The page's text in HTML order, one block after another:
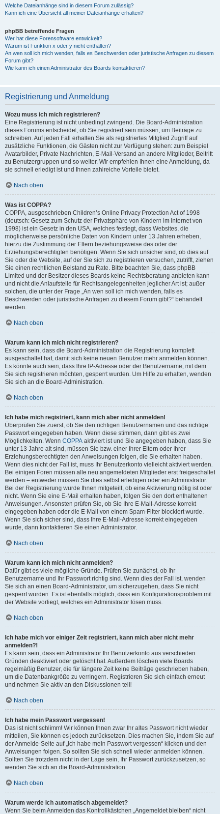
Welche Dateianhänge sind in diesem Forum zulässig?
Kann ich eine Übersicht all meiner Dateianhänge erhalten?
phpBB betreffende Fragen
Wer hat diese Forensoftware entwickelt?
Warum ist Funktion x oder y nicht enthalten?
An wen soll ich mich wenden, falls es Beschwerden oder juristische Anfragen zu diesem
Forum gibt?
Wie kann ich einen Administrator des Boards kontaktieren?
Registrierung und Anmeldung
Wozu muss ich mich registrieren?
Eine Registrierung ist nicht unbedingt zwingend. Die Board-Administration
dieses Forums entscheidet, ob Sie registriert sein müssen, um Beiträge zu
schreiben. Auf jeden Fall erhalten Sie als registriertes Mitglied Zugriff auf
zusätzliche Funktionen, die Gästen nicht zur Verfügung stehen: zum Beispiel
Avatarbilder, Private Nachrichten, E-Mail-Versand an andere Mitglieder, Beitritt
zu Benutzergruppen und so weiter. Wir empfehlen Ihnen eine Anmeldung, da
sie schnell erledigt ist und Ihnen zahlreiche Vorteile bietet.
Nach oben
Was ist COPPA?
COPPA, ausgeschrieben Children’s Online Privacy Protection Act of 1998
(deutsch: Gesetz zum Schutz der Privatsphäre von Kindern im Internet von
1998) ist ein Gesetz in den USA, welches festlegt, dass Websites, die
möglicherweise persönliche Daten von Kindern unter 13 Jahren erheben,
hierzu die Zustimmung der Eltern beziehungsweise des oder der
Erziehungsberechtigten benötigen. Wenn Sie sich unsicher sind, ob dies auf
Sie oder die Website, auf der Sie sich zu registrieren versuchen, zutrifft, ziehen
Sie einen rechtlichen Beistand zu Rate. Bitte beachten Sie, dass phpBB
Limited und der Besitzer dieses Boards keine Rechtsberatung anbieten kann
und nicht die Anlaufstelle für Rechtsangelegenheiten jeglicher Art ist; außer
solchen, die unter der Frage „An wen soll ich mich wenden, falls es
Beschwerden oder juristische Anfragen zu diesem Forum gibt?“ behandelt
werden.
Nach oben
Warum kann ich mich nicht registrieren?
Es kann sein, dass die Board-Administration die Registrierung komplett
ausgeschaltet hat, damit sich keine neuen Benutzer mehr anmelden können.
Es könnte auch sein, dass Ihre IP-Adresse oder der Benutzername, mit dem
Sie sich registrieren möchten, gesperrt wurden. Um Hilfe zu erhalten, wenden
Sie sich an die Board-Administration.
Nach oben
Ich habe mich registriert, kann mich aber nicht anmelden!
Überprüfen Sie zuerst, ob Sie den richtigen Benutzernamen und das richtige
Passwort eingegeben haben. Wenn diese stimmen, dann gibt es zwei
Möglichkeiten. Wenn COPPA aktiviert ist und Sie angegeben haben, dass Sie
unter 13 Jahre alt sind, müssen Sie bzw. einer Ihrer Eltern oder Ihrer
Erziehungsberechtigten den Anweisungen folgen, die Sie erhalten haben.
Wenn dies nicht der Fall ist, muss Ihr Benutzerkonto vielleicht aktiviert werden.
Bei einigen Foren müssen alle neu angemeldeten Mitglieder erst freigeschaltet
werden – entweder müssen Sie dies selbst erledigen oder ein Administrator.
Bei der Registrierung wurde Ihnen mitgeteilt, ob eine Aktivierung nötig ist oder
nicht. Wenn Sie eine E-Mail erhalten haben, folgen Sie den dort enthaltenen
Anweisungen. Ansonsten prüfen Sie, ob Sie Ihre E-Mail-Adresse korrekt
eingegeben haben oder die E-Mail von einem Spam-Filter blockiert wurde.
Wenn Sie sich sicher sind, dass Ihre E-Mail-Adresse korrekt eingegeben
wurde, dann kontaktieren Sie einen Administrator.
Nach oben
Warum kann ich mich nicht anmelden?
Dafür gibt es viele mögliche Gründe. Prüfen Sie zunächst, ob Ihr
Benutzername und Ihr Passwort richtig sind. Wenn dies der Fall ist, wenden
Sie sich an einen Board-Administrator, um sicherzugehen, dass Sie nicht
gesperrt wurden. Es ist ebenfalls möglich, dass ein Konfigurationsproblem mit
der Website vorliegt, welches ein Administrator lösen muss.
Nach oben
Ich habe mich vor einiger Zeit registriert, kann mich aber nicht mehr
anmelden?!
Es kann sein, dass ein Administrator Ihr Benutzerkonto aus verschieden
Gründen deaktiviert oder gelöscht hat. Außerdem löschen viele Boards
regelmäßig Benutzer, die für längere Zeit keine Beiträge geschrieben haben,
um die Datenbankgröße zu verringern. Registrieren Sie sich einfach erneut
und nehmen Sie aktiv an den Diskussionen teil!
Nach oben
Ich habe mein Passwort vergessen!
Das ist nicht schlimm! Wir können Ihnen zwar Ihr altes Passwort nicht wieder
mitteilen, Sie können es jedoch zurücksetzen. Dies machen Sie, indem Sie auf
der Anmelde-Seite auf „Ich habe mein Passwort vergessen“ klicken und den
Anweisungen folgen. So sollten Sie sich schnell wieder anmelden können.
Sollten Sie trotzdem nicht in der Lage sein, Ihr Passwort zurückzusetzen, so
wenden Sie sich an die Board-Administration.
Nach oben
Warum werde ich automatisch abgemeldet?
Wenn Sie beim Anmelden das Kontrollkästchen „Angemeldet bleiben“ nicht